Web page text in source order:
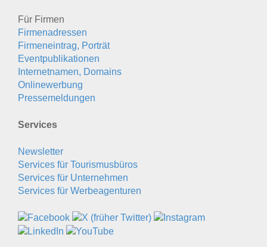
Für Firmen
Firmenadressen
Firmeneintrag, Porträt
Eventpublikationen
Internetnamen, Domains
Onlinewerbung
Pressemeldungen
Services
Newsletter
Services für Tourismusbüros
Services für Unternehmen
Services für Werbeagenturen